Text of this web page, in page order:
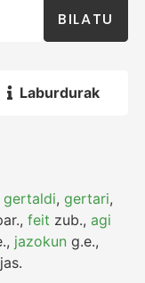
BILATU
Laburdurak
gertaldi,gertari,
,feit zub.,agi
, jazokun g.e.,
jas.